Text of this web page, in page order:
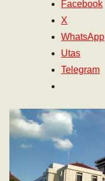
Facebook
X
WhatsApp
Utas
Telegram